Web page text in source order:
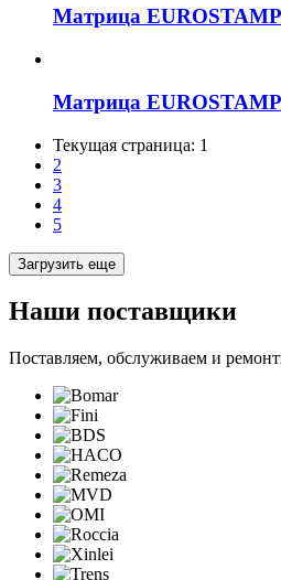
Матрица EUROSTAMP
Матрица EUROSTAMP
Текущая страница: 1
2
3
4
5
Загрузить еще
Наши поставщики
Поставляем, обслуживаем и